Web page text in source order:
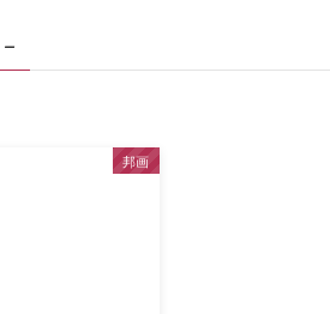
邦画